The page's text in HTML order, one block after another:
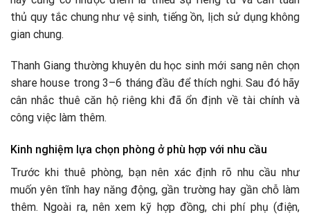
thủ quy tắc chung như vệ sinh, tiếng ồn, lịch sử dụng không
gian chung.
Thanh Giang thường khuyên du học sinh mới sang nên chọn
share house trong 3–6 tháng đầu để thích nghi. Sau đó hãy
cân nhắc thuê căn hộ riêng khi đã ổn định về tài chính và
công việc làm thêm.
Kinh nghiệm lựa chọn phòng ở phù hợp với nhu cầu
Trước khi thuê phòng, bạn nên xác định rõ nhu cầu như
muốn yên tĩnh hay năng động, gần trường hay gần chỗ làm
thêm. Ngoài ra, nên xem kỹ hợp đồng, chi phí phụ (điện,